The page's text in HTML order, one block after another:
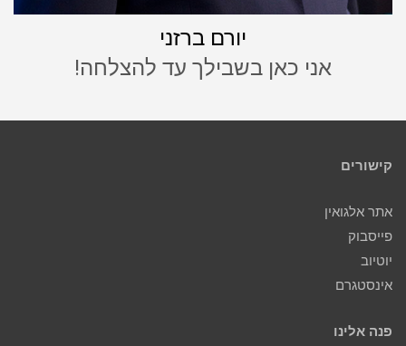
יורם ברזני
אני כאן בשבילך עד להצלחה!
קישורים
אתר אלגואין
פייסבוק
יוטיוב
אינסטגרם
פנה אלינו